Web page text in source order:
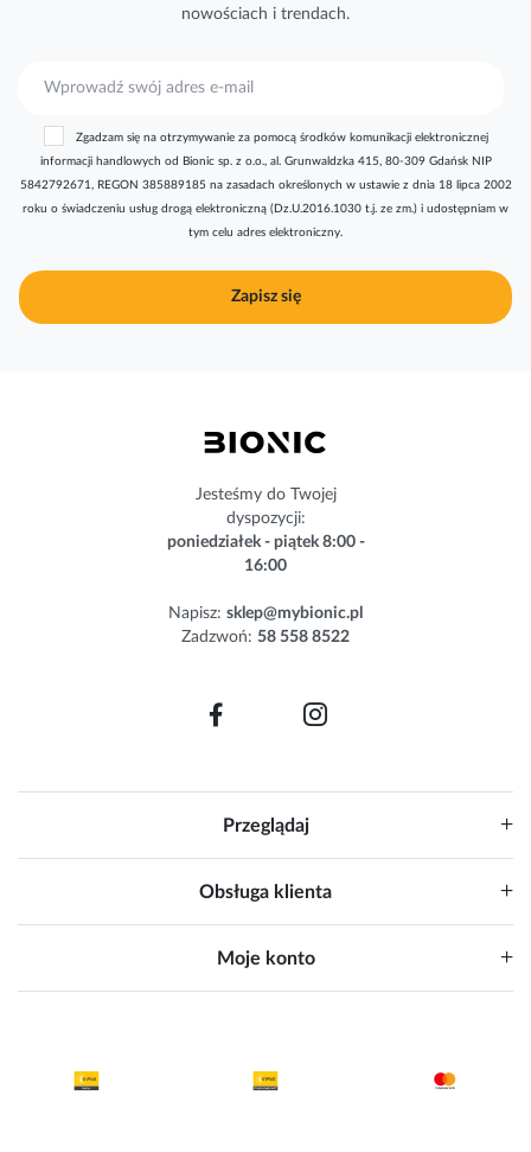
nowościach i trendach.
r
y
j
n
Zapisz się
Zgadzam się na otrzymywanie za pomocą środków komunikacji elektronicznej
informacji handlowych od Bionic sp. z o.o., al. Grunwaldzka 415, 80-309 Gdańsk NIP
5842792671, REGON 385889185 na zasadach określonych w ustawie z dnia 18 lipca 2002
roku o świadczeniu usług drogą elektroniczną (Dz.U.2016.1030 t.j. ze zm.) i udostępniam w
tym celu adres elektroniczny.
Jesteśmy do Twojej
dyspozycji:
poniedziałek - piątek 8:00 -
16:00
Napisz: sklep@mybionic.pl
Zadzwoń: 58 558 8522
Przeglądaj
Obsługa klienta
Moje konto